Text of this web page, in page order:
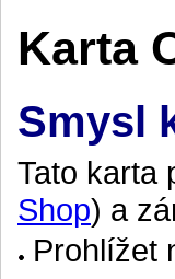
Karta
Smysl
Tato karta
Shop) a
Prohlížet